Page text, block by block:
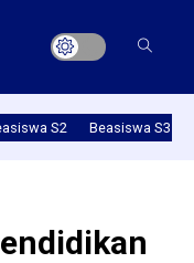
S2 Beasiswa S3